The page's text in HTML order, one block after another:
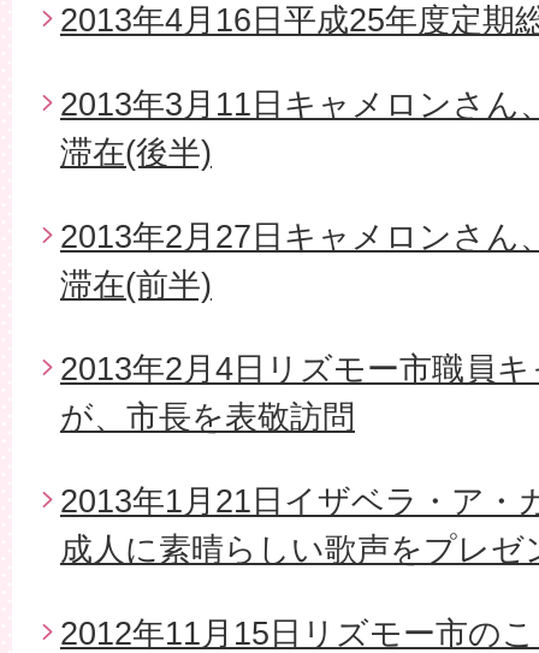
2013年4月16日平成25年度定期
2013年3月11日キャメロンさん
滞在(後半)
2013年2月27日キャメロンさん
滞在(前半)
2013年2月4日リズモー市職員
が、市長を表敬訪問
2013年1月21日イザベラ・ア・
成人に素晴らしい歌声をプレ
2012年11月15日リズモー市の